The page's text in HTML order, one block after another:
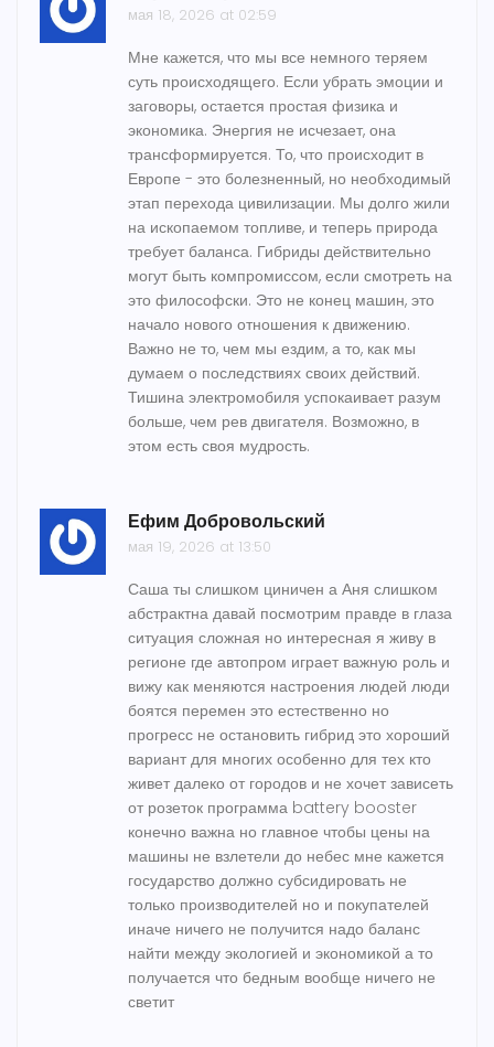
мая 18, 2026 at 02:59
Мне кажется, что мы все немного теряем
суть происходящего. Если убрать эмоции и
заговоры, остается простая физика и
экономика. Энергия не исчезает, она
трансформируется. То, что происходит в
Европе - это болезненный, но необходимый
этап перехода цивилизации. Мы долго жили
на ископаемом топливе, и теперь природа
требует баланса. Гибриды действительно
могут быть компромиссом, если смотреть на
это философски. Это не конец машин, это
начало нового отношения к движению.
Важно не то, чем мы ездим, а то, как мы
думаем о последствиях своих действий.
Тишина электромобиля успокаивает разум
больше, чем рев двигателя. Возможно, в
этом есть своя мудрость.
Ефим Добровольский
мая 19, 2026 at 13:50
Саша ты слишком циничен а Аня слишком
абстрактна давай посмотрим правде в глаза
ситуация сложная но интересная я живу в
регионе где автопром играет важную роль и
вижу как меняются настроения людей люди
боятся перемен это естественно но
прогресс не остановить гибрид это хороший
вариант для многих особенно для тех кто
живет далеко от городов и не хочет зависеть
от розеток программа battery booster
конечно важна но главное чтобы цены на
машины не взлетели до небес мне кажется
государство должно субсидировать не
только производителей но и покупателей
иначе ничего не получится надо баланс
найти между экологией и экономикой а то
получается что бедным вообще ничего не
светит